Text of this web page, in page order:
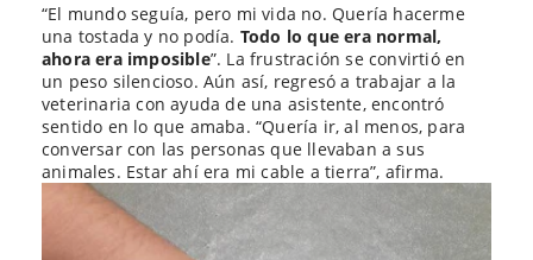
“El mundo seguía, pero mi vida no. Quería hacerme
una tostada y no podía. Todo lo que era normal,
ahora era imposible”. La frustración se convirtió en
un peso silencioso. Aún así, regresó a trabajar a la
veterinaria con ayuda de una asistente, encontró
sentido en lo que amaba. “Quería ir, al menos, para
conversar con las personas que llevaban a sus
animales. Estar ahí era mi cable a tierra”, afirma.